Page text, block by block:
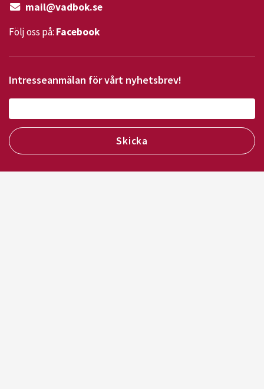
mail@vadbok.se
Följ oss på: Facebook
Intresseanmälan för vårt nyhetsbrev!